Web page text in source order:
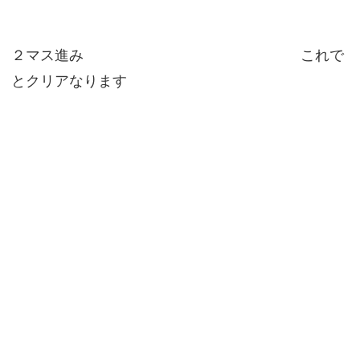
２マス進み これで
とクリアなります